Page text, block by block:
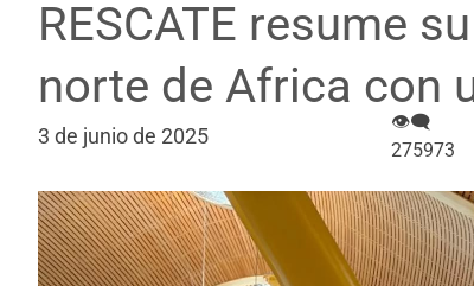
RESCATE resume
norte de Africa con
3 de junio de 2025
👁‍🗨
275973